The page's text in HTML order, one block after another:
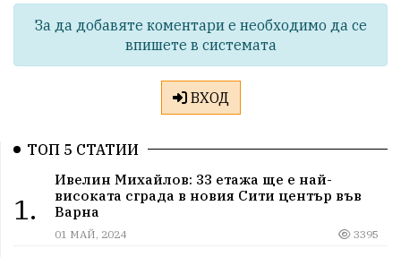
За да добавяте коментари е необходимо да се
впишете в системата
ВХОД
ТОП 5 СТАТИИ
1.
Ивелин Михайлов: 33 етажа ще е най-
високата сграда в новия Сити център във
Варна
01 МАЙ, 2024 3395